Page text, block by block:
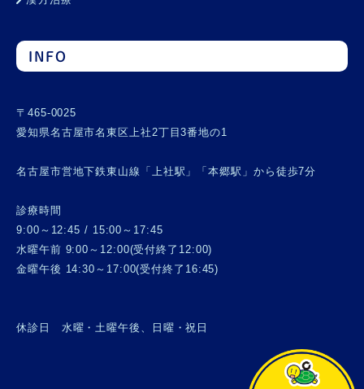
INFO
〒465-0025
愛知県名古屋市名東区上社2丁目3番地の1
名古屋市営地下鉄東山線「上社駅」「本郷駅」から徒歩7分
診療時間
9:00～12:45 / 15:00～17:45
水曜午前 9:00～12:00(受付終了12:00)
金曜午後 14:30～17:00(受付終了16:45)
休診日 水曜・土曜午後、日曜・祝日